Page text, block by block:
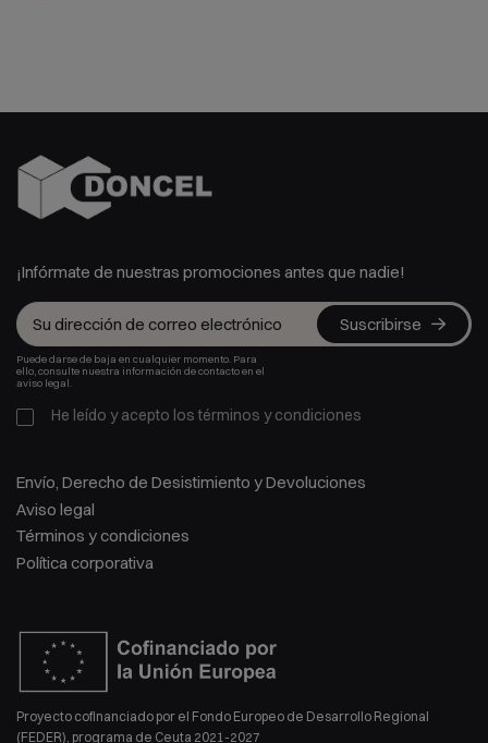
¡Infórmate de nuestras promociones antes que nadie!
Suscribirse
Puede darse de baja en cualquier momento. Para
ello, consulte nuestra información de contacto en el
aviso legal.
He leído y acepto los términos y condiciones
Envío, Derecho de Desistimiento y Devoluciones
Aviso legal
Términos y condiciones
Política corporativa
Proyecto cofinanciado por el Fondo Europeo de Desarrollo Regional
(FEDER), programa de Ceuta 2021-2027